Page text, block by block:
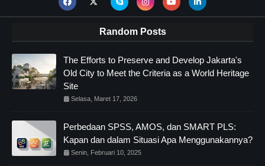
Random Posts
The Efforts to Preserve and Develop Jakarta's
Old City to Meet the Criteria as a World Heritage
Site
Selasa, Maret 17, 2026
Perbedaan SPSS, AMOS, dan SMART PLS:
Kapan dan dalam Situasi Apa Menggunakannya?
Senin, Februari 10, 2025